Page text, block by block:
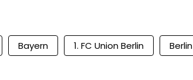
Bayern 1. FC Union Berlin Berlin